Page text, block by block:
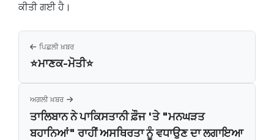
ਕੀਤੀ ਗਈ ਹੈ।
ਪਿਛਲੀ ਖ਼ਬਰ
⭐ਮਾਣਕ-ਮੋਤੀ⭐
ਅਗਲੀ ਖ਼ਬਰ
ਤਾਲਿਬਾਨ ਨੇ ਪਾਕਿਸਤਾਨੀ ਫ਼ੌਜ 'ਤੇ "ਮਨਘੜਤ
ਬਹਾਨਿਆਂ" ਰਾਹੀਂ ਅਸਥਿਰਤਾ ਨੂੰ ਵਧਾਉਣ ਦਾ ਲਗਾਇਆ